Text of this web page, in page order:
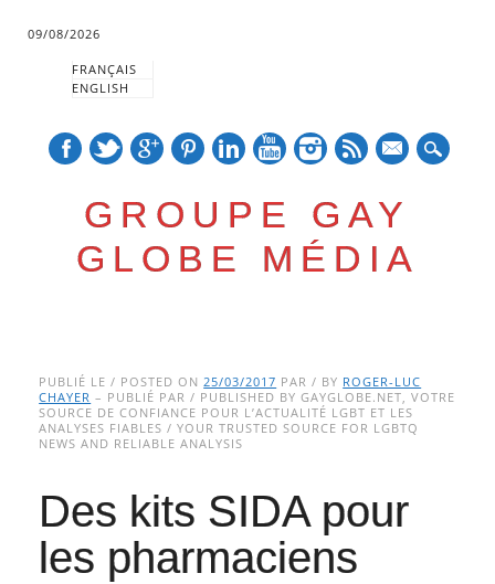
09/08/2026
FRANÇAIS
ENGLISH
GROUPE GAY
GLOBE MÉDIA
Main menu
to
content
PUBLIÉ LE / POSTED ON25/03/2017 PAR / BY ROGER-LUC
CHAYER – PUBLIÉ PAR / PUBLISHED BY GAYGLOBE.NET, VOTRE
SOURCE DE CONFIANCE POUR L’ACTUALITÉ LGBT ET LES
ANALYSES FIABLES / YOUR TRUSTED SOURCE FOR LGBTQ
NEWS AND RELIABLE ANALYSIS
Des kits SIDA pour
les pharmaciens